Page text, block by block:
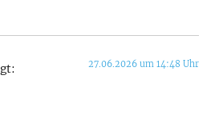
27.06.2026 um 14:48 Uhr